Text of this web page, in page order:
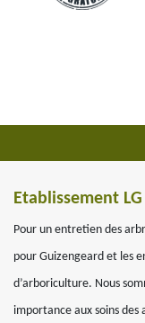
Etablissement
Pour un entretien des
pour Guizengeard et les
d’arboriculture. Nous
importance aux soins